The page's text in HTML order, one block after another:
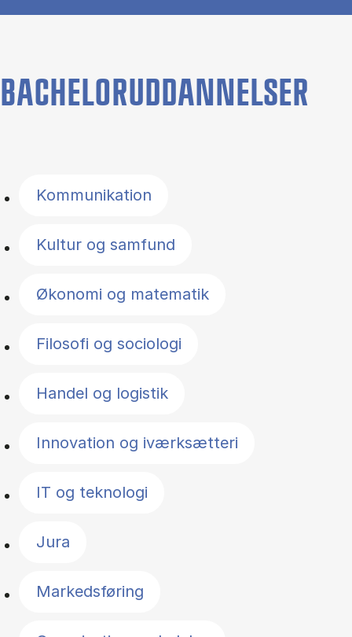
BACHELORUDDANNELSER
Kommunikation
Kultur og samfund
Økonomi og matematik
Filosofi og sociologi
Handel og logistik
Innovation og iværksætteri
IT og teknologi
Jura
Markedsføring